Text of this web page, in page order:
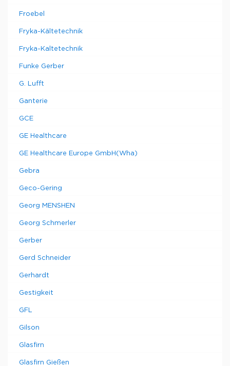
Froebel
Fryka-Kältetechnik
Fryka-Kaltetechnik
Funke Gerber
G. Lufft
Ganterie
GCE
GE Healthcare
GE Healthcare Europe GmbH(Wha)
Gebra
Geco-Gering
Georg MENSHEN
Georg Schmerler
Gerber
Gerd Schneider
Gerhardt
Gestigkeit
GFL
Gilson
Glasfirn
Glasfirn Gießen